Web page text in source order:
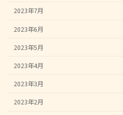
2023年7月
2023年6月
2023年5月
2023年4月
2023年3月
2023年2月